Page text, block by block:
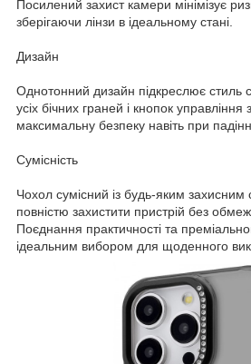
Посилений захист камери мінімізує
зберігаючи лінзи в ідеальному стані.
Дизайн
Однотонний дизайн підкреслює стиль
усіх бічних граней і кнопок управління
максимальну безпеку навіть при
Сумісність
Чохол сумісний із будь-яким
повністю захистити пристрій без
Поєднання практичності та
ідеальним вибором для щоденного